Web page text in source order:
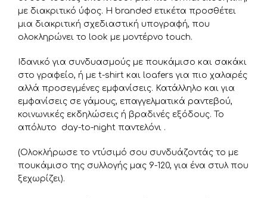
με διακριτικό ύφος. Η branded ετικέτα προσθέτει
μια διακριτική σχεδιαστική υπογραφή, που
ολοκληρώνει το look με μοντέρνο touch.
Ιδανικό για συνδυασμούς με πουκάμισο και σακάκι
στο γραφείο, ή με t-shirt και loafers για πιο χαλαρές
αλλά προσεγμένες εμφανίσεις. Κατάλληλο και για
εμφανίσεις σε γάμους, επαγγελματικά ραντεβού,
κοινωνικές εκδηλώσεις ή βραδινές εξόδους. Το
απόλυτο day-to-night παντελόνι .
(Ολοκλήρωσε το ντύσιμό σου συνδυάζοντάς το με
πουκάμισο της συλλογής μας 9-120, για ένα στυλ που
ξεχωρίζει).